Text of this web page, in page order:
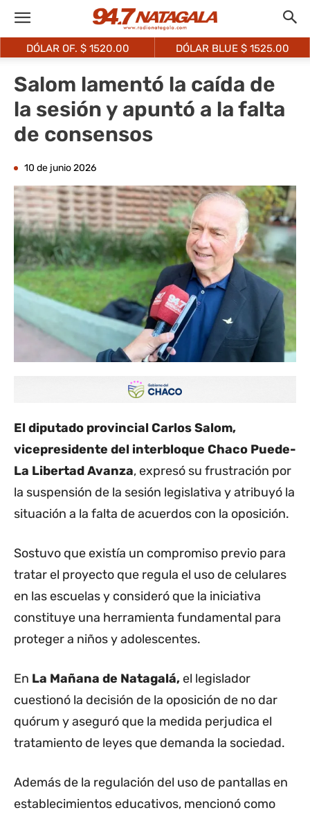
DÓLAR OF. $ 1520.00 DÓLAR BLUE $ 1525.00
Salom lamentó la caída de
la sesión y apuntó a la falta
de consensos
10 de junio 2026
El diputado provincial Carlos Salom,
vicepresidente del interbloque Chaco Puede-
La Libertad Avanza, expresó su frustración por
la suspensión de la sesión legislativa y atribuyó la
situación a la falta de acuerdos con la oposición.
Sostuvo que existía un compromiso previo para
tratar el proyecto que regula el uso de celulares
en las escuelas y consideró que la iniciativa
constituye una herramienta fundamental para
proteger a niños y adolescentes.
En La Mañana de Natagalá, el legislador
cuestionó la decisión de la oposición de no dar
quórum y aseguró que la medida perjudica el
tratamiento de leyes que demanda la sociedad.
Además de la regulación del uso de pantallas en
establecimientos educativos, mencionó como